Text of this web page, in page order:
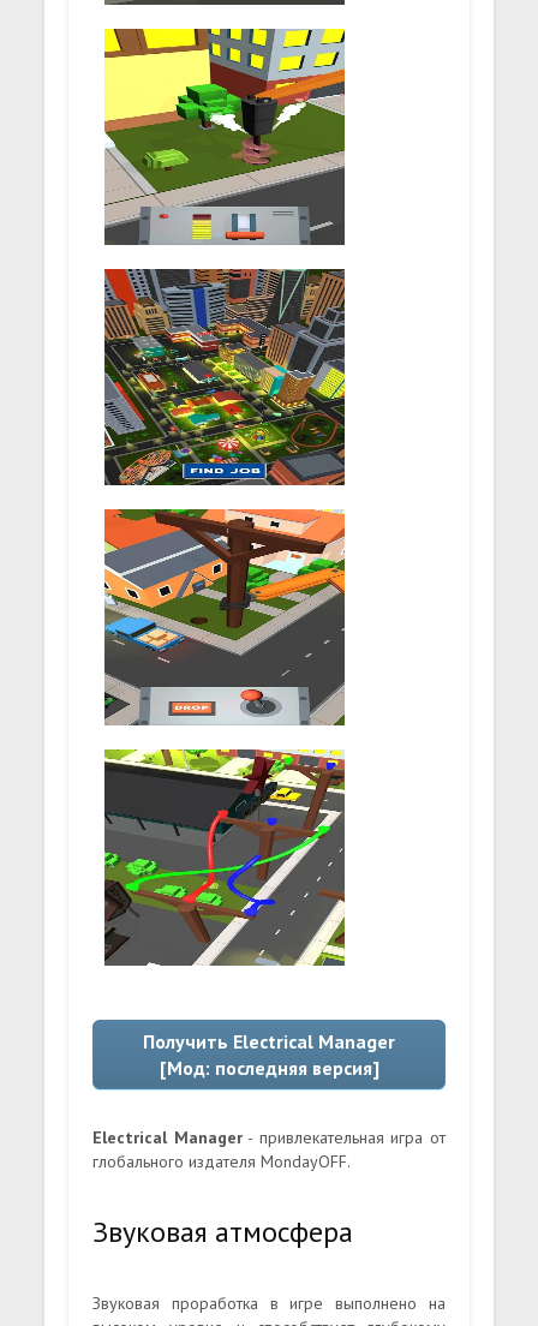
Получить Electrical Manager
[Мод: последняя версия]
Electrical Manager- привлекательная игра от
глобального издателя MondayOFF.
Звуковая атмосфера
Звуковая проработка в игре выполнено на